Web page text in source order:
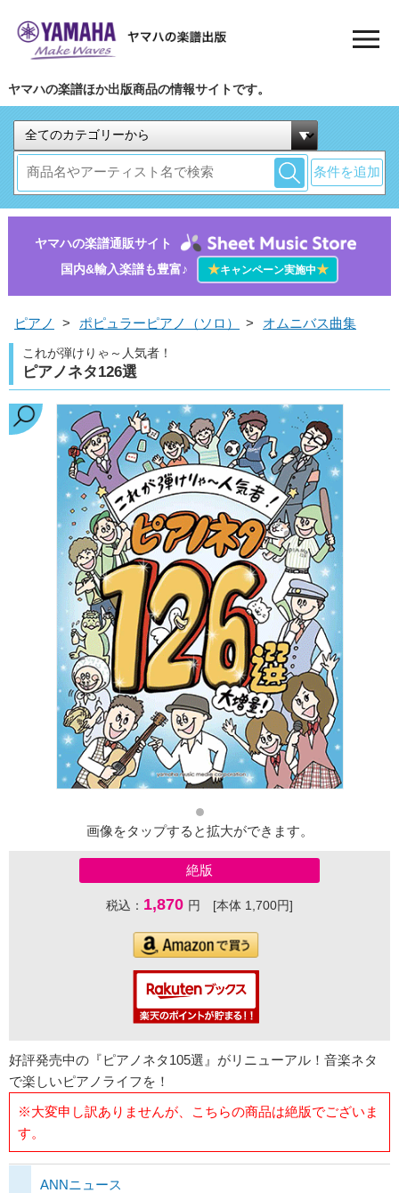
ヤマハの楽譜ほか出版商品の情報サイトです。
条件を追加
ヤマハの楽譜通販サイト
国内&輸入楽譜も豊富♪
★キャンペーン実施中★
ピアノ > ポピュラーピアノ（ソロ） > オムニバス曲集
これが弾けりゃ～人気者！
ピアノネタ126選
画像をタップすると拡大ができます。
絶版
税込： 1,870 円 [本体 1,700円]
好評発売中の『ピアノネタ105選』がリニューアル！音楽ネタ
で楽しいピアノライフを！
※大変申し訳ありませんが、こちらの商品は絶版でございま
す。
ANNニュース